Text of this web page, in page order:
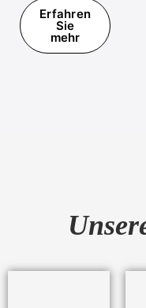
Erfahren
Sie
mehr